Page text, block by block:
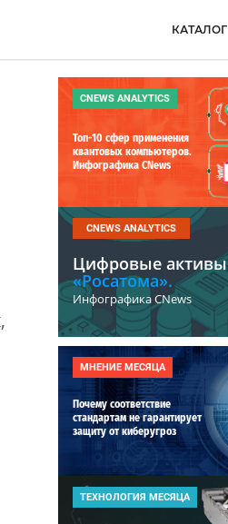
КАТАЛОГ
CNEWS ANALYTICS
Топ-10 сфер применения
квантовых компьютеров.
Инфографика CNews
CNEWS ANALYTICS
Цифровые активы
«Росатома».
Инфографика CNews
МНЕНИЕ МЕСЯЦА
Почему соответствие
стандартам не гарантирует
защиту от киберугроз
ТЕХНОЛОГИЯ МЕСЯЦА